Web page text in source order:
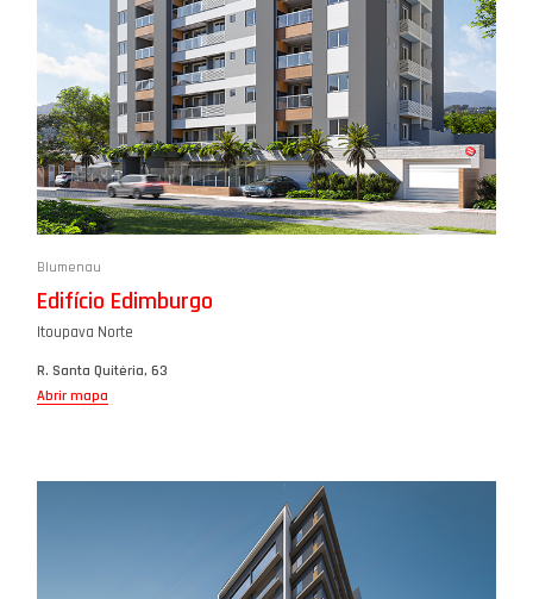
Blumenau
Edifício Edimburgo
Itoupava Norte
R. Santa Quitéria, 63
Abrir mapa